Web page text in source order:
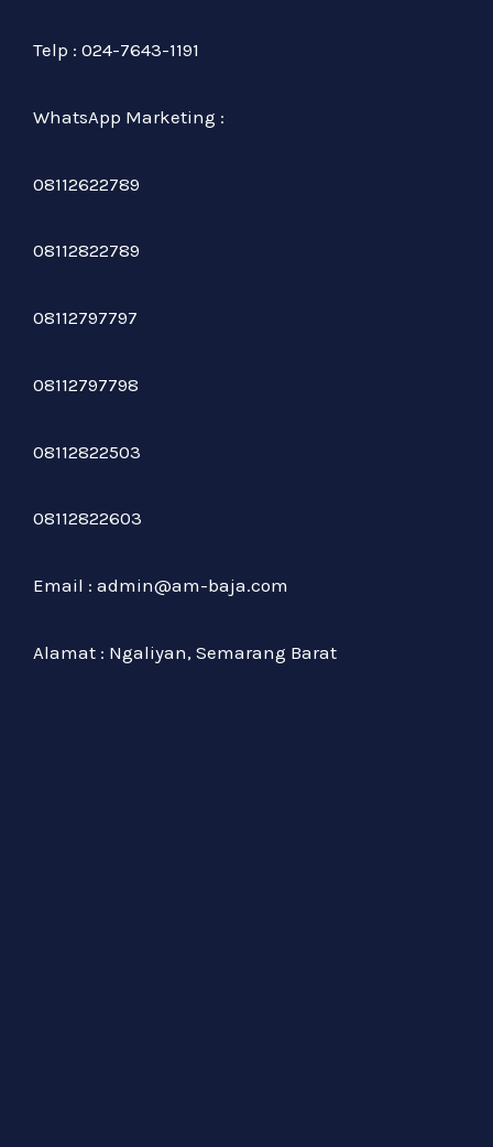
Telp : 024-7643-1191
WhatsApp Marketing :
08112622789
08112822789
08112797797
08112797798
08112822503
08112822603
Email : admin@am-baja.com
Alamat : Ngaliyan, Semarang Barat